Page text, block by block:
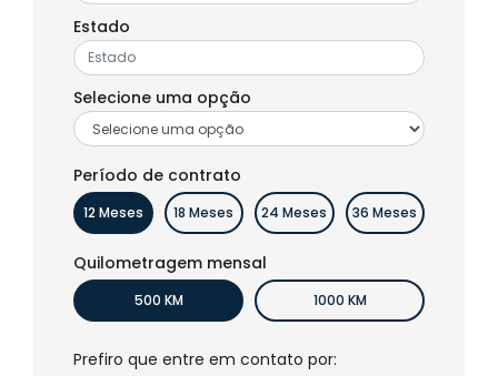
Estado
Selecione uma opção
Período de contrato
12 Meses 18 Meses 24 Meses 36 Meses
Quilometragem mensal
500 KM 1000 KM
Prefiro que entre em contato por: